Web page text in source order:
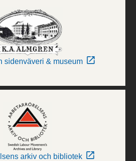
sidenväveri & museum
arkiv och bibliotek